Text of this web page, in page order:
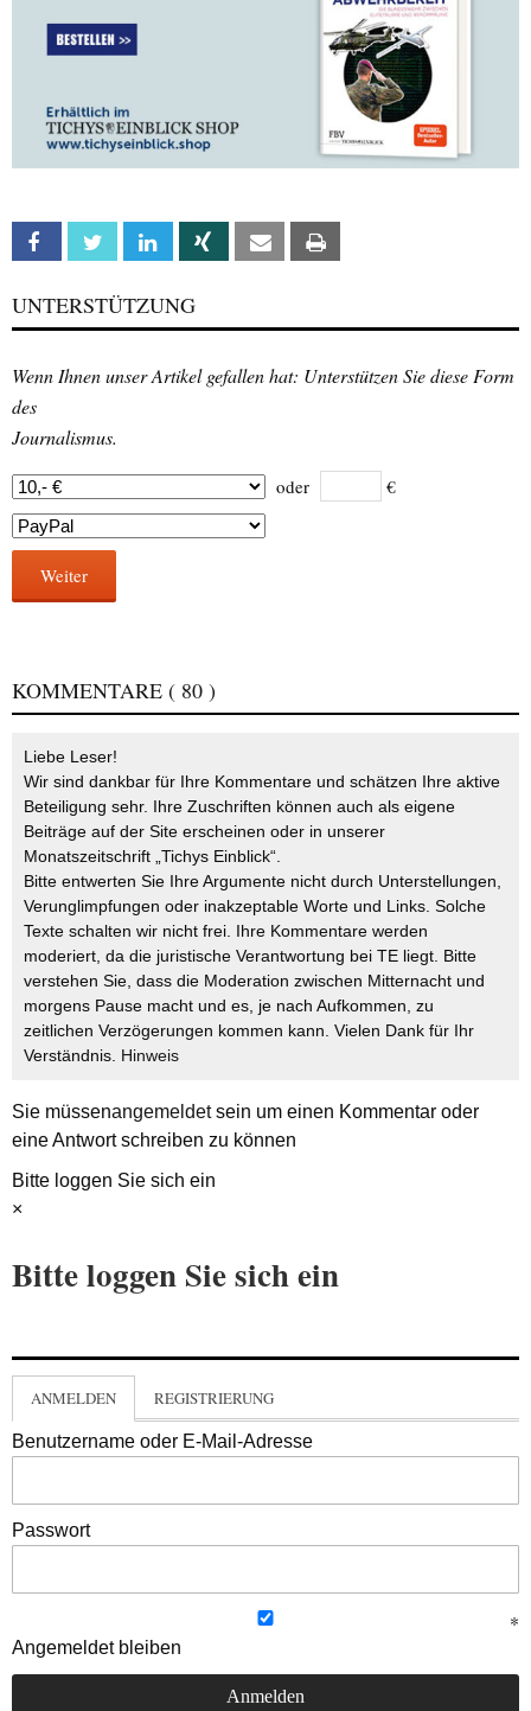
Facebook Twitter Linkedin Xing Email
UNTERSTÜTZUNG
Wenn Ihnen unser Artikel gefallen hat: Unterstützen Sie diese Form
des
Journalismus.
oder €
Weiter
KOMMENTARE ( 80 )
Liebe Leser!
Wir sind dankbar für Ihre Kommentare und schätzen Ihre aktive
Beteiligung sehr. Ihre Zuschriften können auch als eigene
Beiträge auf der Site erscheinen oder in unserer
Monatszeitschrift „Tichys Einblick“.
Bitte entwerten Sie Ihre Argumente nicht durch Unterstellungen,
Verunglimpfungen oder inakzeptable Worte und Links. Solche
Texte schalten wir nicht frei. Ihre Kommentare werden
moderiert, da die juristische Verantwortung bei TE liegt. Bitte
verstehen Sie, dass die Moderation zwischen Mitternacht und
morgens Pause macht und es, je nach Aufkommen, zu
zeitlichen Verzögerungen kommen kann. Vielen Dank für Ihr
Verständnis. Hinweis
Sie müssenangemeldetsein um einen Kommentar oder
eine Antwort schreiben zu können
Bitte loggen Sie sich ein
×
Bitte loggen Sie sich ein
ANMELDEN REGISTRIERUNG
Benutzername oder E-Mail-Adresse
Passwort
Angemeldet bleiben